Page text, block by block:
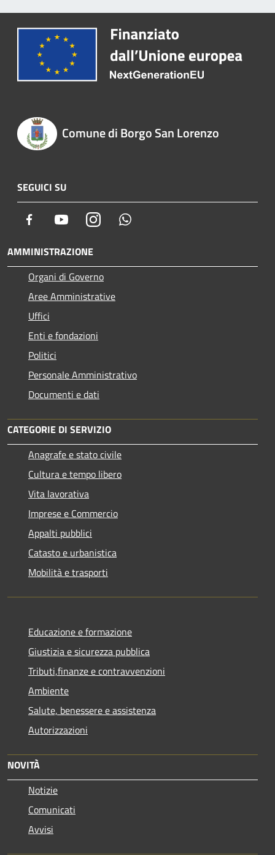
Comune di Borgo San Lorenzo
SEGUICI SU
Facebook YoutubeInstagram
AMMINISTRAZIONE
Organi di Governo
Aree Amministrative
Uffici
Enti e fondazioni
Politici
Personale Amministrativo
Documenti e dati
CATEGORIE DI SERVIZIO
Anagrafe e stato civile
Cultura e tempo libero
Vita lavorativa
Imprese e Commercio
Appalti pubblici
Catasto e urbanistica
Mobilità e trasporti
Educazione e formazione
Giustizia e sicurezza pubblica
Tributi,finanze e contravvenzioni
Ambiente
Salute, benessere e assistenza
Autorizzazioni
NOVITÀ
Notizie
Comunicati
Avvisi